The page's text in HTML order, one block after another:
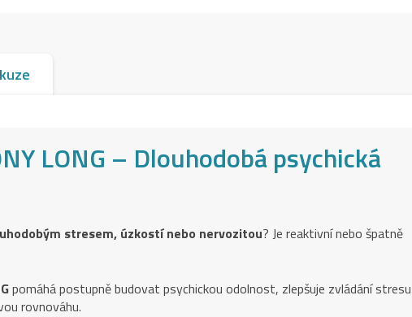
LONG – Dlouhodobá psychická
stresem, úzkostí nebo nervozitou? Je reaktivní nebo špatně
pomáhá postupně budovat psychickou odolnost, zlepšuje zvládání
rovnováhu.